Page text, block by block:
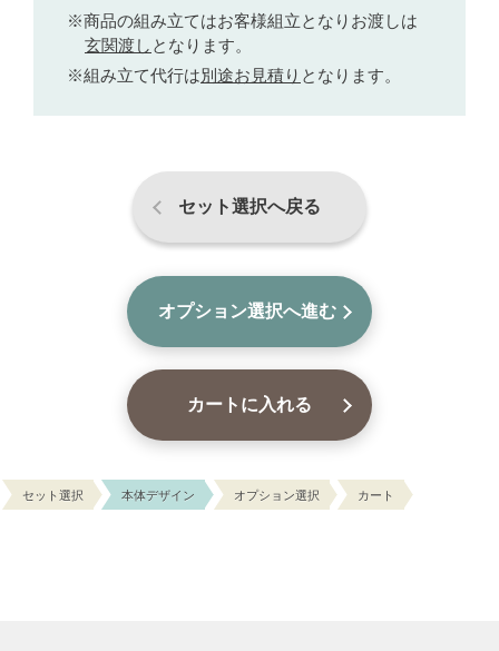
商品の組み立てはお客様組立となりお渡しは
玄関渡し となります。
組み立て代行は別途お見積り となります。
セット選択へ戻る
セット選択 本体デザイン オプション選択 カート